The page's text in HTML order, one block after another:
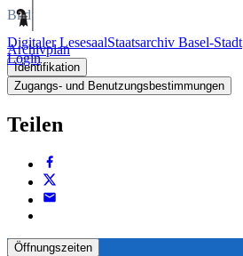
Digitaler LesesaalStaatsarchiv Basel-Stadt
Login
Bild
Archivplan
Identifikation
Zugangs- und Benutzungsbestimmungen
Teilen
Öffnungszeiten